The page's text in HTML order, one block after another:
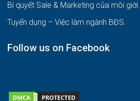
Bí quyết Sale & Marketing của môi giới.
Tuyển dụng – Việc làm ngành BĐS.
Follow us on Facebook